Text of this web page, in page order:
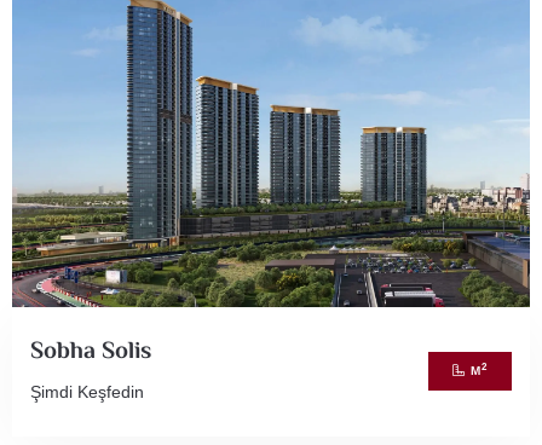
Sobha Solis
Şimdi Keşfedin
M2